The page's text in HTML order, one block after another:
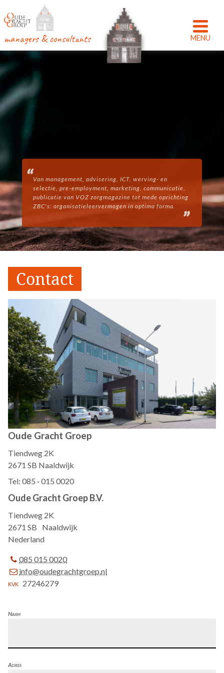
managers & consultants
Van management, advisering, ICT, werving- en
selectie, pre-employment, marketing, communicatie,
publicatie van VOZ zorgmagazine tot mede oprichting
ZBC's: organisatieleervermogen in optima forma.
Contact
Oude Gracht Groep
Tiendweg 2K
2671 SB Naaldwijk
Tel: 085 ‑ 015 0020
Oude Gracht Groep B.V.
Tiendweg 2K
2671 SB
Naaldwijk
Nederland
085 015 0020
info@oudegrachtgroep.nl
27246279
Naam
Adres